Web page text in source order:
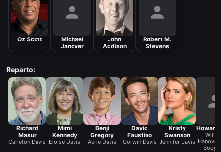
Oz Scott
Michael
Janover
John
Addison
Robert M.
Stevens
Reparto:
Richard
Masur
Carleton Davis
Mimi
Kennedy
Eloise Davis
Benji
Gregory
Aurie Davis
David
Faustino
Corwin Davis
Kristy
Swanson
Jennifer Davis
Howard
Hanover